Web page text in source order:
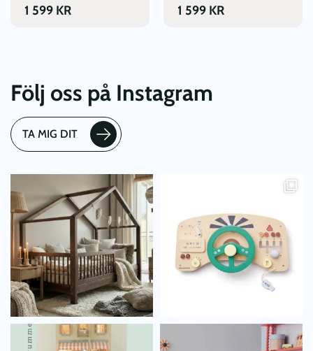
1 599 KR 1 599 KR
Följ oss på Instagram
TA MIG DIT